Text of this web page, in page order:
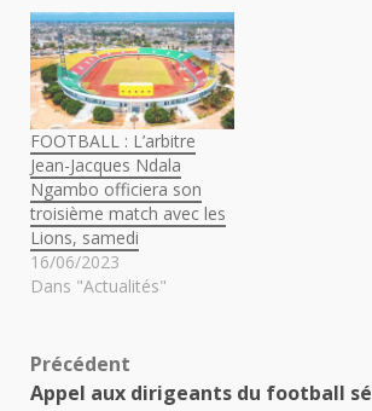
FOOTBALL : L’arbitre
Jean-Jacques Ndala
Ngambo officiera son
troisième match avec les
Lions, samedi
16/06/2023
Dans "Actualités"
Navigation
Précédent
Appel aux dirigeants du football